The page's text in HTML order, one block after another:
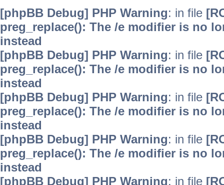
[phpBB Debug] PHP Warning: in file
preg_replace(): The /e modifier is no
instead
[phpBB Debug] PHP Warning: in file
preg_replace(): The /e modifier is no
instead
[phpBB Debug] PHP Warning: in file
preg_replace(): The /e modifier is no
instead
[phpBB Debug] PHP Warning: in file
preg_replace(): The /e modifier is no
instead
[phpBB Debug] PHP Warning: in file